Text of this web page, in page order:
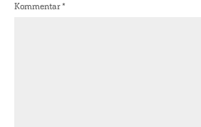
Kommentar*